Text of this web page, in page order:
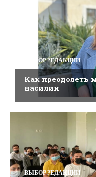
ВЫБОР РЕДАКЦИИ
Как преодолеть
насилии
ВЫБОР РЕДАКЦИИ